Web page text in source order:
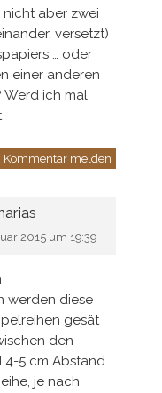
aber zwei
versetzt)
… oder
einer anderen
Werd ich mal
Kommentar melden
2015 um 19:39
werden diese
gesät
den
4-5 cm Abstand
je nach